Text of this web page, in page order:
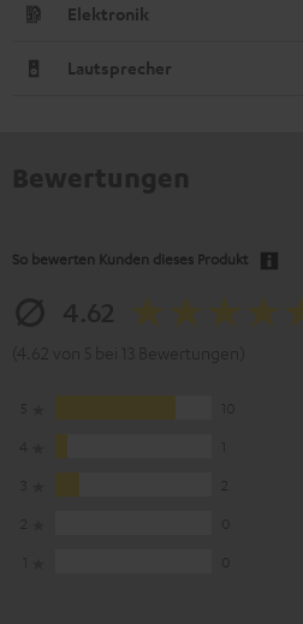
Elektronik
Lautsprecher
So bewerten Kunden dieses Produkt